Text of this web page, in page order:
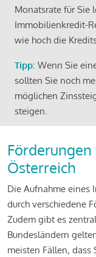
Monatsrate für Sie
Immobilienkredit-
wie hoch die
Tipp: Wenn Sie
sollten Sie noch
möglichen
steigen.
Österreich
Die Aufnahme eines
durch verschiedene
Zudem gibt es
Bundesländern
meisten Fällen, dass